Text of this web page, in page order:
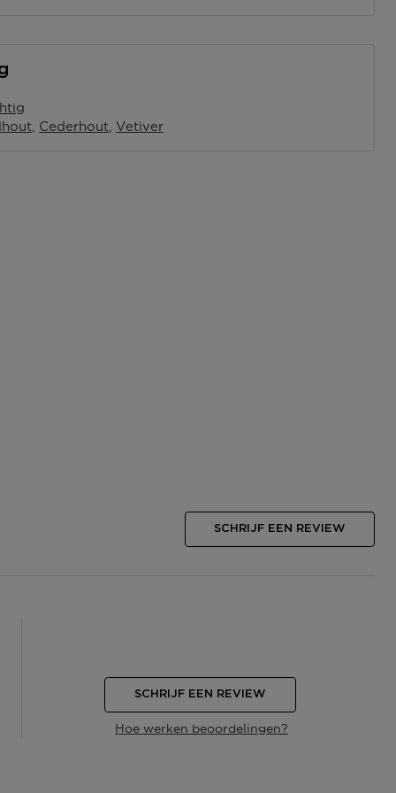
Cederhout Vetiver
SCHRIJF EEN REVIEW
Hoe werken beoordelingen?
SCHRIJF EEN REVIEW